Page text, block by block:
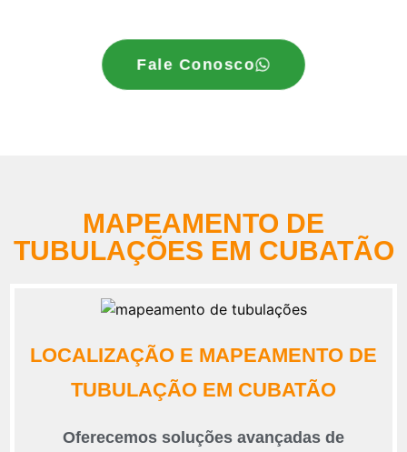
Fale Conosco
MAPEAMENTO DE
TUBULAÇÕES EM CUBATÃO
LOCALIZAÇÃO E MAPEAMENTO DE
TUBULAÇÃO EM CUBATÃO
Oferecemos soluções avançadas de